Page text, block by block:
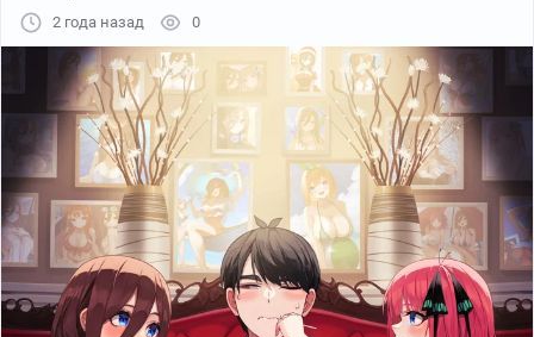
2 года назад 0